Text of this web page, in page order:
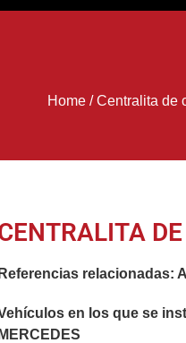
Home/Centralita de
Referencias relacionadas:
en los que se
MERCEDES